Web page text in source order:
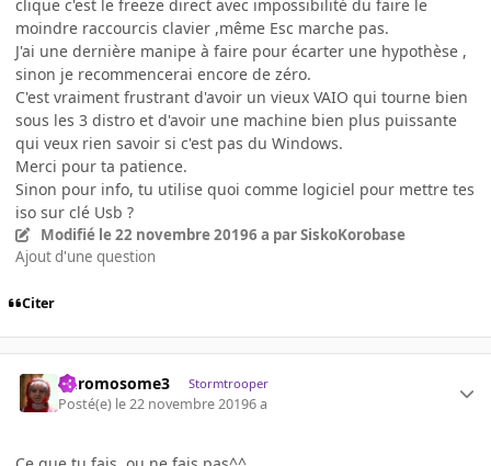
clique c'est le freeze direct avec impossibilité du faire le
moindre raccourcis clavier ,même Esc marche pas.
J'ai une dernière manipe à faire pour écarter une hypothèse ,
sinon je recommencerai encore de zéro.
C'est vraiment frustrant d'avoir un vieux VAIO qui tourne bien
sous les 3 distro et d'avoir une machine bien plus puissante
qui veux rien savoir si c'est pas du Windows.
Merci pour ta patience.
Sinon pour info, tu utilise quoi comme logiciel pour mettre tes
iso sur clé Usb ?
Modifié le 22 novembre 20196 a par SiskoKorobase
Ajout d'une question
Citer
Chromosome3 Stormtrooper
Posté(e) le 22 novembre 20196 a